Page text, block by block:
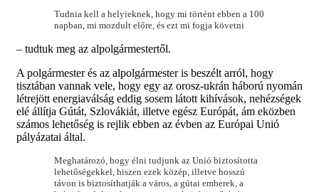
Tudnia kell a helyieknek, hogy mi történt ebben a 100
napban, mi mozdult előre, és ezt mi fogja követni
– tudtuk meg az alpolgármestertől.
A polgármester és az alpolgármester is beszélt arról, hogy
tisztában vannak vele, hogy egy az orosz-ukrán háború nyomán
létrejött energiaválság eddig sosem látott kihívások, nehézségek
elé állítja Gútát, Szlovákiát, illetve egész Európát, ám eközben
számos lehetőség is rejlik ebben az évben az Európai Unió
pályázatai által.
Meghatározó, hogy élni tudjunk az Unió biztosította
lehetőségekkel, hiszen ezek közép, illetve hosszú
távon is biztosíthatják a város, a gútai emberek, a